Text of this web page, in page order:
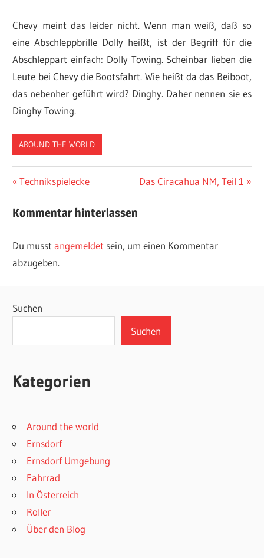
Chevy meint das leider nicht. Wenn man weiß, daß so
eine Abschleppbrille Dolly heißt, ist der Begriff für die
Abschleppart einfach: Dolly Towing. Scheinbar lieben die
Leute bei Chevy die Bootsfahrt. Wie heißt da das Beiboot,
das nebenher geführt wird? Dinghy. Daher nennen sie es
Dinghy Towing.
AROUND THE WORLD
Beitragsnavigation
Vorheriger
Technikspielecke
Nächster
Das Ciracahua NM, Teil 1
Kommentar hinterlassen
Du musstangemeldet sein, um einen Kommentar
abzugeben.
Suchen
Suchen
Kategorien
Around the world
Ernsdorf
Ernsdorf Umgebung
Fahrrad
In Österreich
Roller
Über den Blog